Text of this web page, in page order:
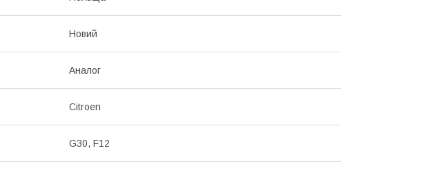
Новий
Аналог
Citroen
G30, F12